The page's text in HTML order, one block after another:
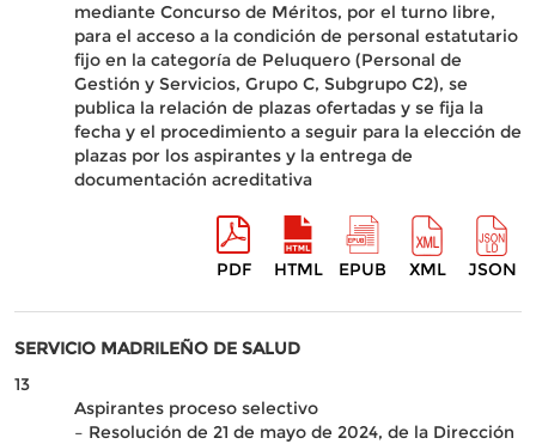
mediante Concurso de Méritos, por el turno libre,
para el acceso a la condición de personal estatutario
fijo en la categoría de Peluquero (Personal de
Gestión y Servicios, Grupo C, Subgrupo C2), se
publica la relación de plazas ofertadas y se fija la
fecha y el procedimiento a seguir para la elección de
plazas por los aspirantes y la entrega de
documentación acreditativa
PDF HTML EPUB XML JSON
SERVICIO MADRILEÑO DE SALUD
13
Aspirantes proceso selectivo
– Resolución de 21 de mayo de 2024, de la Dirección